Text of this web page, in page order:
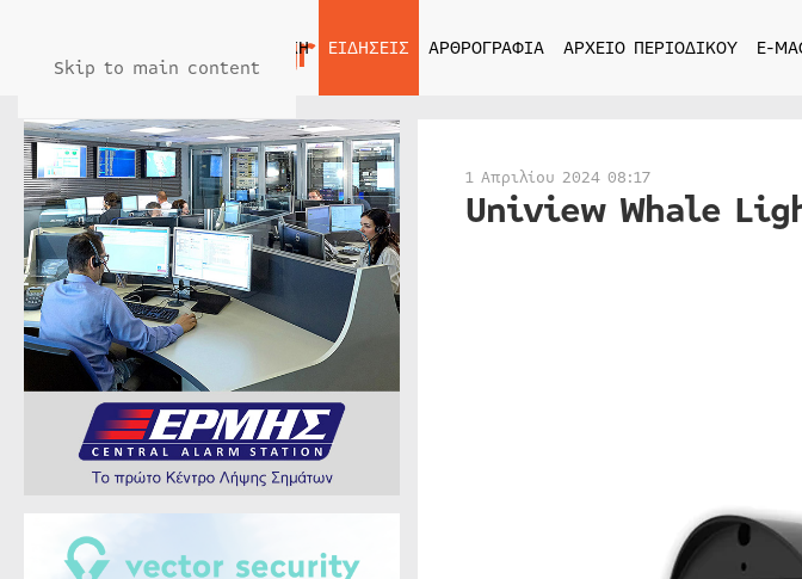
Skip to main content
ΑΡΧΙΚΗ ΕΙΔΗΣΕΙΣ ΑΡΘΡΟΓΡΑΦΙΑ ΑΡΧΕΙΟ ΠΕΡΙΟΔΙΚΟΥ E-
1 Απριλίου 2024 08:17
Uniview Whale